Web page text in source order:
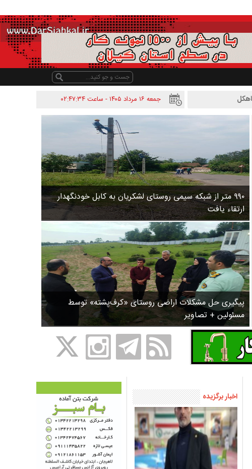
جمعه ۱۶ مرداد ۱۴۰۵ - ساعت
۰۲:۴۷:۳۴
۹۹۰ متر از شبکه سیمی روستای لشکریان به کابل خودنگهدار
ارتقاء یافت
پیگیری حل مشکلات اراضی روستای «کرف‌پشته» توسط
مسئولین + تصاویر
اخبار برگزیده